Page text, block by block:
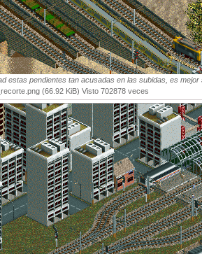
estas pendientes tan acusadas en las subidas, es mejor
(66.92 KiB) Visto 702878 veces